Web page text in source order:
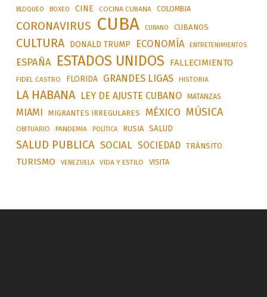
BLOQUEO BOXEO CINE COCINA CUBANA COLOMBIA
CORONAVIRUS CUBA CUBANO CUBANOS
CULTURA DONALD TRUMP ECONOMÍA ENTRETENIMIENTOS
ESPAÑA ESTADOS UNIDOS FALLECIMIENTO
FIDEL CASTRO FLORIDA GRANDES LIGAS HISTORIA
LA HABANA LEY DE AJUSTE CUBANO MATANZAS
MIAMI MIGRANTES IRREGULARES MÉXICO MÚSICA
OBITUARIO PANDEMIA POLÍTICA RUSIA SALUD
SALUD PUBLICA SOCIAL SOCIEDAD TRÁNSITO
TURISMO VENEZUELA VIDA Y ESTILO VISITA